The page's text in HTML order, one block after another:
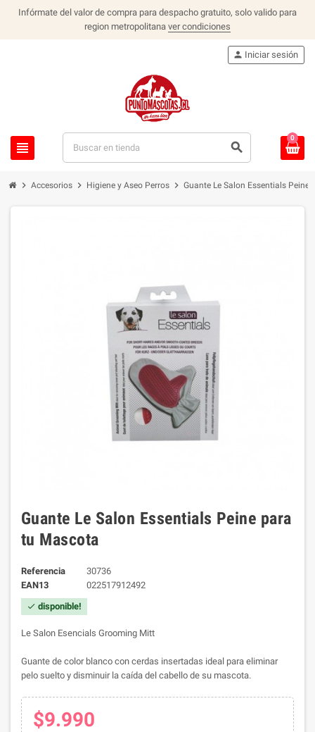
Infórmate del valor de compra para despacho gratuito, solo valido para
region metropolitana ver condiciones
view_headline search
person Iniciar sesión
0
chevron_right Accesorios chevron_right Higiene y Aseo Perros chevron_right Guante Le Salon Essentials Peine
Guante Le Salon Essentials Peine para
tu Mascota
Referencia
30736
EAN13
022517912492
check disponible!
Le Salon Esencials Grooming Mitt
Guante de color blanco con cerdas insertadas ideal para eliminar
pelo suelto y disminuir la caída del cabello de su mascota.
$9.990